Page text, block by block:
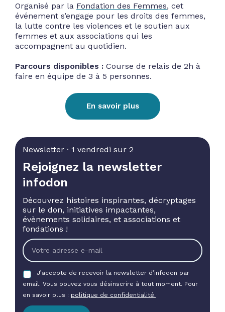
Organisé par la Fondation des Femmes, cet
événement s’engage pour les droits des femmes,
la lutte contre les violences et le soutien aux
femmes et aux associations qui les
accompagnent au quotidien.
Parcours disponibles : Course de relais de 2h à
faire en équipe de 3 à 5 personnes.
En savoir plus
Newsletter · 1 vendredi sur 2
Rejoignez la newsletter
infodon
Découvrez histoires inspirantes, décryptages
sur le don, initiatives impactantes,
évènements solidaires, et associations et
fondations !
J’accepte de recevoir la newsletter d’infodon par
email. Vous pouvez vous désinscrire à tout moment. Pour
en savoir plus : politique de confidentialité.